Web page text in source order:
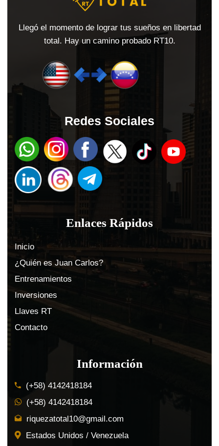
Llegó el momento de lograr tus sueños en libertad
total. Hay un camino probado RT10.
Redes Sociales
Enlaces Rápidos
Inicio
¿Quién es Juan Carlos?
Entrenamientos
Inversiones
Llaves RT
Contacto
Información
(+58) 4142418184
(+58) 4142418184
riquezatotal10@gmail.com
Estados Unidos / Venezuela